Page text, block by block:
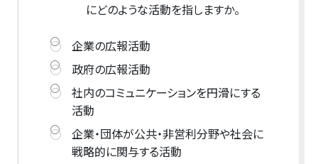
にどのような活動を指しますか。
企業の広報活動
政府の広報活動
社内のコミュニケーションを円滑にする
活動
企業・団体が公共・非営利分野や社会に
戦略的に関与する活動